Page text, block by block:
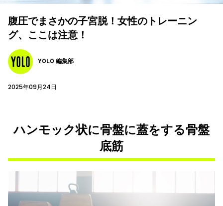
腹圧でまさかの子宮脱！女性のトレーニン
グ、ここは注意！
YOLO 編集部
2025年09月24日
ハンモック状に骨盤に蓋をする骨盤
底筋